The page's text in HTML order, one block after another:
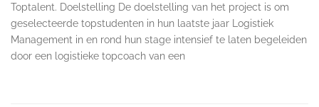
Toptalent. Doelstelling De doelstelling van het project is om
geselecteerde topstudenten in hun laatste jaar Logistiek
Management in en rond hun stage intensief te laten begeleiden
door een logistieke topcoach van een